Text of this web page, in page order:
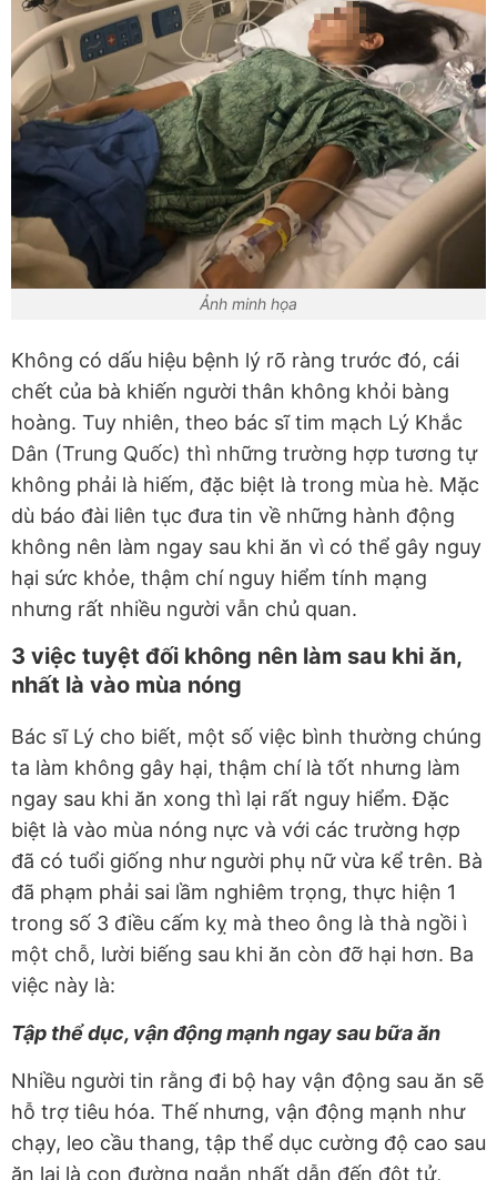
Ảnh minh họa
Không có dấu hiệu bệnh lý rõ ràng trước đó, cái
chết của bà khiến người thân không khỏi bàng
hoàng. Tuy nhiên, theo bác sĩ tim mạch Lý Khắc
Dân (Trung Quốc) thì những trường hợp tương tự
không phải là hiếm, đặc biệt là trong mùa hè. Mặc
dù báo đài liên tục đưa tin về những hành động
không nên làm ngay sau khi ăn vì có thể gây nguy
hại sức khỏe, thậm chí nguy hiểm tính mạng
nhưng rất nhiều người vẫn chủ quan.
3 việc tuyệt đối không nên làm sau khi ăn,
nhất là vào mùa nóng
Bác sĩ Lý cho biết, một số việc bình thường chúng
ta làm không gây hại, thậm chí là tốt nhưng làm
ngay sau khi ăn xong thì lại rất nguy hiểm. Đặc
biệt là vào mùa nóng nực và với các trường hợp
đã có tuổi giống như người phụ nữ vừa kể trên. Bà
đã phạm phải sai lầm nghiêm trọng, thực hiện 1
trong số 3 điều cấm kỵ mà theo ông là thà ngồi ì
một chỗ, lười biếng sau khi ăn còn đỡ hại hơn. Ba
việc này là:
Tập thể dục, vận động mạnh ngay sau bữa ăn
Nhiều người tin rằng đi bộ hay vận động sau ăn sẽ
hỗ trợ tiêu hóa. Thế nhưng, vận động mạnh như
chạy, leo cầu thang, tập thể dục cường độ cao sau
ăn lại là con đường ngắn nhất dẫn đến đột tử,